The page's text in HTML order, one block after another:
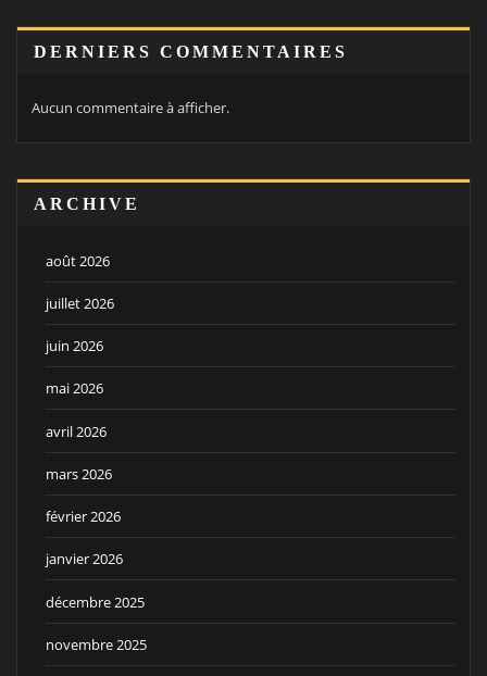
DERNIERS COMMENTAIRES
Aucun commentaire à afficher.
ARCHIVE
août 2026
juillet 2026
juin 2026
mai 2026
avril 2026
mars 2026
février 2026
janvier 2026
décembre 2025
novembre 2025